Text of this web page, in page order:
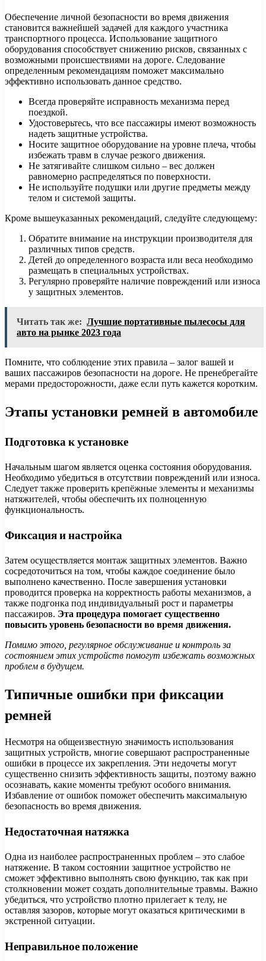
Обеспечение личной безопасности во время движения
становится важнейшей задачей для каждого участника
транспортного процесса. Использование защитного
оборудования способствует снижению рисков, связанных с
возможными происшествиями на дороге. Следование
определенным рекомендациям поможет максимально
эффективно использовать данное средство.
Всегда проверяйте исправность механизма перед
поездкой.
Удостоверьтесь, что все пассажиры имеют возможность
надеть защитные устройства.
Носите защитное оборудование на уровне плеча, чтобы
избежать травм в случае резкого движения.
Не затягивайте слишком сильно – вес должен
равномерно распределяться по поверхности.
Не используйте подушки или другие предметы между
телом и системой защиты.
Кроме вышеуказанных рекомендаций, следуйте следующему:
Обратите внимание на инструкции производителя для
различных типов средств.
Детей до определенного возраста или веса необходимо
размещать в специальных устройствах.
Регулярно проверяйте наличие повреждений или износа
у защитных элементов.
Читать так же: Лучшие портативные пылесосы для
авто на рынке 2023 года
Помните, что соблюдение этих правила – залог вашей и
ваших пассажиров безопасности на дороге. Не пренебрегайте
мерами предосторожности, даже если путь кажется коротким.
Этапы установки ремней в автомобиле
Подготовка к установке
Начальным шагом является оценка состояния оборудования.
Необходимо убедиться в отсутствии повреждений или износа.
Следует также проверить крепёжные элементы и механизмы
натяжителей, чтобы обеспечить их полноценную
функциональность.
Фиксация и настройка
Затем осуществляется монтаж защитных элементов. Важно
сосредоточиться на том, чтобы каждое соединение было
выполнено качественно. После завершения установки
проводится проверка на корректность работы механизмов, а
также подгонка под индивидуальный рост и параметры
пассажиров. Эта процедура помогает существенно
повысить уровень безопасности во время движения.
Помимо этого, регулярное обслуживание и контроль за
состоянием этих устройств помогут избежать возможных
проблем в будущем.
Типичные ошибки при фиксации
ремней
Несмотря на общеизвестную значимость использования
защитных устройств, многие совершают распространенные
ошибки в процессе их закрепления. Эти недочеты могут
существенно снизить эффективность защиты, поэтому важно
осознавать, какие моменты требуют особого внимания.
Избавление от ошибок поможет обеспечить максимальную
безопасность во время движения.
Недостаточная натяжка
Одна из наиболее распространенных проблем – это слабое
натяжение. В таком состоянии защитное устройство не
сможет эффективно выполнять свою функцию, так как при
столкновении может создать дополнительные травмы. Важно
убедиться, что устройство плотно прилегает к телу, не
оставляя зазоров, которые могут оказаться критическими в
экстренной ситуации.
Неправильное положение